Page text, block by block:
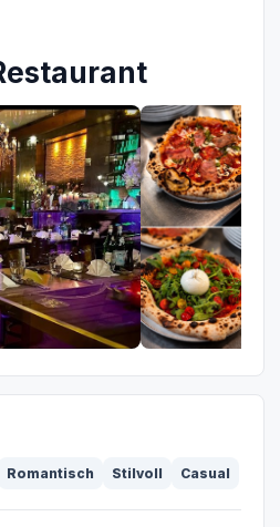
Romantisch Stilvoll Casual